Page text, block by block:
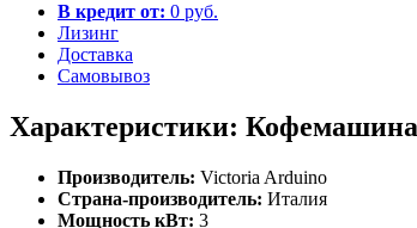
В кредит от: 0 руб.
Лизинг
Доставка
Самовывоз
Характеристики:
Производитель: Victoria Arduino
Страна-производитель: Италия
Мощность кВт: 3